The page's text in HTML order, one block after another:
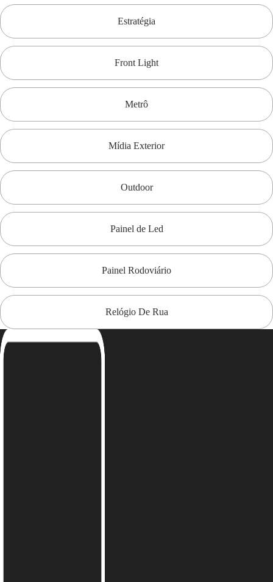
Estratégia
Front Light
Metrô
Mídia Exterior
Outdoor
Painel de Led
Painel Rodoviário
Relógio De Rua